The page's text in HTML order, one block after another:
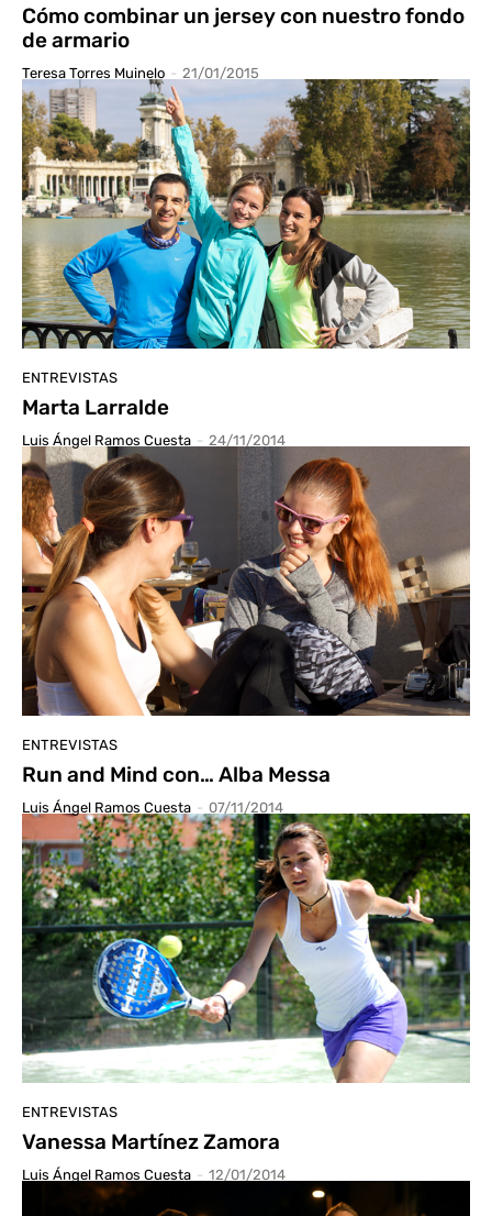
Cómo combinar un jersey con nuestro fondo
de armario
Teresa Torres Muinelo - 21/01/2015
ENTREVISTAS
Marta Larralde
Luis Ángel Ramos Cuesta - 24/11/2014
ENTREVISTAS
Run and Mind con… Alba Messa
Luis Ángel Ramos Cuesta - 07/11/2014
ENTREVISTAS
Vanessa Martínez Zamora
Luis Ángel Ramos Cuesta - 12/01/2014